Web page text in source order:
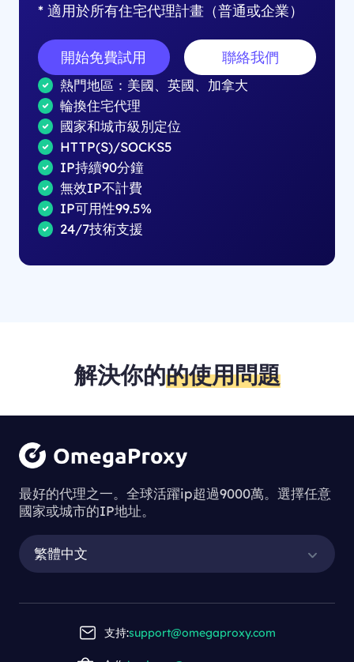
* 適用於所有住宅代理計畫（普通或企業）
開始免費試用 聯絡我們
熱門地區：美國、英國、加拿大
輪換住宅代理
國家和城市級別定位
HTTP(S)/SOCKS5
IP持續90分鐘
無效IP不計費
IP可用性99.5%
24/7技術支援
解決你的的使用問題
最好的代理之一。全球活躍ip超過9000萬。選擇任意
國家或城市的IP地址。
繁體中文
支持:support@omegaproxy.com